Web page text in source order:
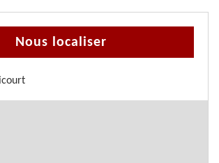
Nous localiser